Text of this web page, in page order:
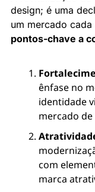
design; é uma
um mercado
pontos-chave a
ênfase no
identidade
mercado de
com
marca